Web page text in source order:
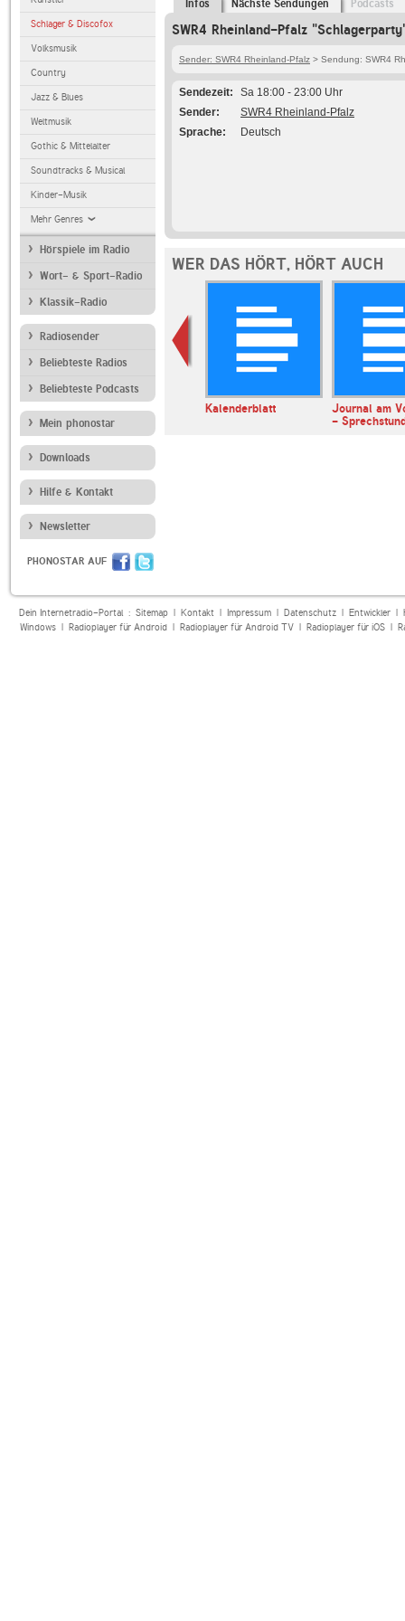
Schlager & Discofox
Volksmusik
Country
Jazz & Blues
Weltmusik
Gothic & Mittelalter
Soundtracks & Musical
Kinder-Musik
Mehr Genres
Hörspiele im Radio
Wort- & Sport-Radio
Klassik-Radio
Radiosender
Beliebteste Radios
Beliebteste Podcasts
Mein phonostar
Downloads
Hilfe & Kontakt
Newsletter
PHONOSTAR AUF
Infos Nächste Sendungen Podcasts
SWR4 Rheinland-Pfalz
Sender: SWR4 Rheinland-Pfalz > Sendung: SWR4
Sendezeit
Sa 18:00 - 23:00 Uhr
Sender
SWR4 Rheinland-Pfalz
Sprache
Deutsch
WER DAS HÖRT, HÖRT AUCH
ARD Radiofestival:
Jazz
Kalenderblatt
Journal am
-
Dein Internetradio-Portal : Sitemap| Kontakt| Impressum| Datenschutz| Entwickler|
Windows| Radioplayer für Android| Radioplayer für Android TV| Radioplayer für iOS|